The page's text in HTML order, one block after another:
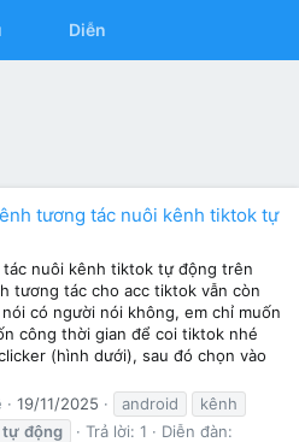
Diễn đàn
tương tác nuôi kênh tiktok tự
nuôi kênh tiktok tự động trên
tương tác cho acc tiktok vẫn còn
có người nói không, em chỉ muốn
công thời gian để coi tiktok nhé
(hình dưới), sau đó chọn vào
19/11/2025 android
kênh
tự động Trả lời: 1
Diễn đàn: